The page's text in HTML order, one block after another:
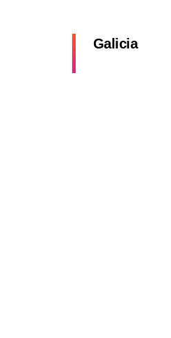
Galicia